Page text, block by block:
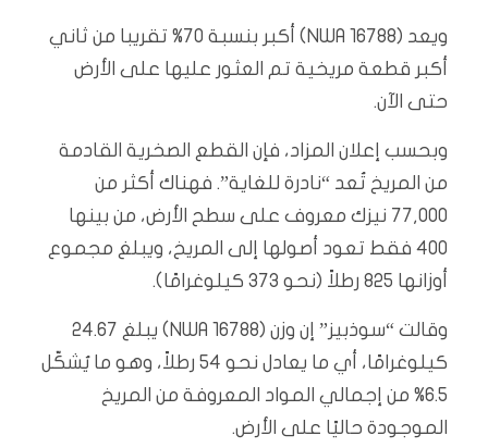
ويعد (NWA 16788) أكبر بنسبة 70% تقريبا من ثاني
أكبر قطعة مريخية تم العثور عليها على الأرض
حتى الآن.
وبحسب إعلان المزاد، فإن القطع الصخرية القادمة
من المريخ تُعد “نادرة للغاية”. فهناك أكثر من
77,000 نيزك معروف على سطح الأرض، من بينها
400 فقط تعود أصولها إلى المريخ، ويبلغ مجموع
أوزانها 825 رطلاً (نحو 373 كيلوغرامًا).
وقالت “سوذبيز” إن وزن (NWA 16788) يبلغ 24.67
كيلوغرامًا، أي ما يعادل نحو 54 رطلاً، وهو ما يُشكّل
6.5% من إجمالي المواد المعروفة من المريخ
الموجودة حاليًا على الأرض.